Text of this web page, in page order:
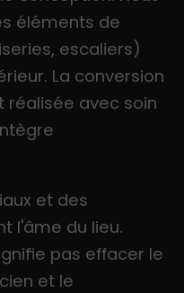
éléments de
escaliers)
La conversion
réalisée avec soin
et des
l'âme du lieu.
pas effacer le
et le